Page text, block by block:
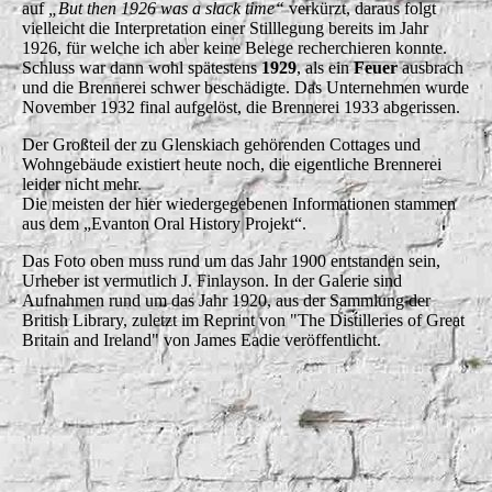
auf „But then 1926 was a slack time“verkürzt, daraus folgt
vielleicht die Interpretation einer Stilllegung bereits im Jahr
1926, für welche ich aber keine Belege recherchieren konnte.
Schluss war dann wohl spätestens1929, als einFeuerausbrach
und die Brennerei schwer beschädigte. Das Unternehmen wurde
November 1932 final aufgelöst, die Brennerei 1933 abgerissen.
Der Großteil der zu Glenskiach gehörenden Cottages und
Wohngebäude existiert heute noch, die eigentliche Brennerei
leider nicht mehr.
Die meisten der hier wiedergegebenen Informationen stammen
aus dem „Evanton Oral History Projekt“.
Das Foto oben muss rund um das Jahr 1900 entstanden sein,
Urheber ist vermutlich J. Finlayson. In der Galerie sind
Aufnahmen rund um das Jahr 1920, aus der Sammlung der
British Library, zuletzt im Reprint von "The Distilleries of Great
Britain and Ireland" von James Eadie veröffentlicht.